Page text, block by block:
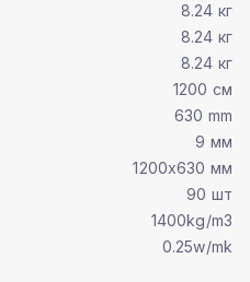
8.24 кг
8.24 кг
8.24 кг
1200 см
630 mm
9 мм
1200x630 мм
90 шт
1400kg/m3
0.25w/mk